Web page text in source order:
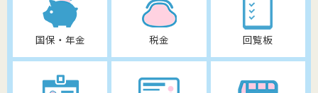
国保・年金 税金 回覧板